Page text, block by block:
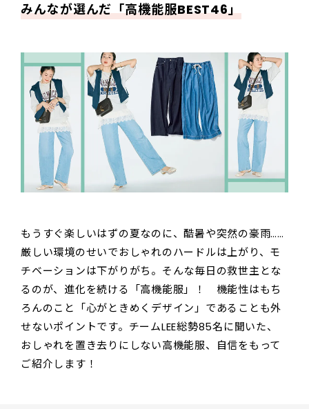
みんなが選んだ「高機能服BEST46」
もうすぐ楽しいはずの夏なのに、酷暑や突然の豪雨……
厳しい環境のせいでおしゃれのハードルは上がり、モ
チベーションは下がりがち。そんな毎日の救世主とな
るのが、進化を続ける「高機能服」！ 機能性はもち
ろんのこと「心がときめくデザイン」であることも外
せないポイントです。チームLEE総勢85名に聞いた、
おしゃれを置き去りにしない高機能服、自信をもって
ご紹介します！